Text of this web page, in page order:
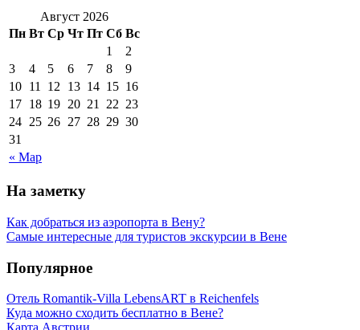
Август 2026
Пн Вт Ср Чт Пт Сб Вс
« Мар
1
2
3
4 5 6 7 8
9
10 11 12 13 14 15 16
17 18 19 20 21 22 23
24 25 26 27 28 29 30
31
На заметку
Как добраться из аэропорта в Вену?
Самые интересные для туристов экскурсии в Вене
Популярное
Отель Romantik-Villa LebensART в Reichenfels
Куда можно сходить бесплатно в Вене?